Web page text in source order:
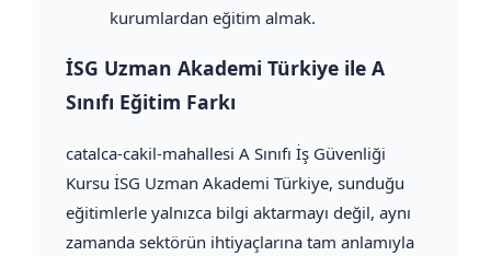
kurumlardan eğitim almak.
İSG Uzman Akademi Türkiye ile A
Sınıfı Eğitim Farkı
catalca-cakil-mahallesi A Sınıfı İş Güvenliği
Kursu İSG Uzman Akademi Türkiye, sunduğu
eğitimlerle yalnızca bilgi aktarmayı değil, aynı
zamanda sektörün ihtiyaçlarına tam anlamıyla